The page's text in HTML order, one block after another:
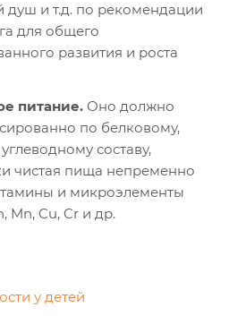
душ и т.д. по рекомендации
для общего
развития и роста
питание. Оно должно
по белковому,
составу,
чистая пища непременно
и микроэлементы
Mn, Cu, Cr и др.
у детей